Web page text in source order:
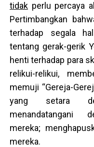
tidak perlu percaya
Pertimbangkan
terhadap segala
tentang gerak-gerik
henti terhadap para
relikui-relikui,
memuji “Gereja-
yang setara
menandatangani
mereka;
mereka.